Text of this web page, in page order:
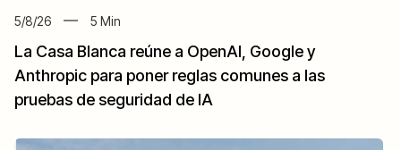
5/8/26 5 Min
La Casa Blanca reúne a OpenAI, Google y
Anthropic para poner reglas comunes a las
pruebas de seguridad de IA